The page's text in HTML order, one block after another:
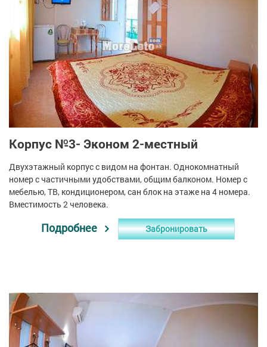
Корпус №3- Эконом 2-местный
Двухэтажный корпус с видом на фонтан. Однокомнатный
номер с частичными удобствами, общим балконом. Номер с
мебелью, ТВ, кондиционером, сан блок на этаже на 4 номера.
Вместимость 2 человека.
Подробнее Забронировать